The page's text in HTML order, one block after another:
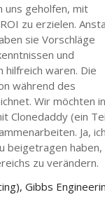
uns geholfen, mit
zu erzielen.
sie Vorschläge
und
hilfreich waren. Die
während des
Wir möchten
Clonedaddy (ein
Ja, ich
beigetragen haben,
zu verändern.
Gibbs